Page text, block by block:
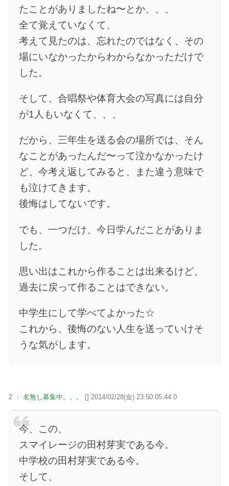
たことがありましたね〜とか、、、
全て覚えていなくて、
考えて見たのは、忘れたのではなく、その
場にいなかったからわからなかっただけで
した。
そして、合唱祭や体育大会の写真には自分
が1人もいなくて、、、
だから、三年生を送る会の場所では、そん
なことがあったんだ〜って泣かなかったけ
ど、今考え返してみると、また違う意味で
も泣けてきます。
後悔はしてないです。
でも、一つだけ、今日学んだことがありま
した。
思い出はこれから作ることは出来るけど、
過去に戻って作ることはできない。
中学生にして学べてよかった☆
これから、後悔のない人生を送っていけそ
うな気がします。
2 ： 名無し募集中。。。 [] 2014/02/28(金) 23:50:05.44 0
今、この、
スマイレージの田村芽実である今。
中学校の田村芽実である今。
そして、